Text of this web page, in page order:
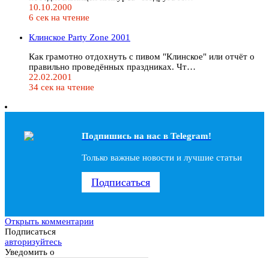
10.10.2000
6 сек на чтение
Клинское Party Zone 2001
Как грамотно отдохнуть с пивом "Клинское" или отчёт о
правильно проведённых праздниках. Чт…
22.02.2001
34 сек на чтение
Подпишись на наc в Telegram!
Только важные новости и лучшие статьи
Подписаться
Открыть комментарии
Подписаться
авторизуйтесь
Уведомить о